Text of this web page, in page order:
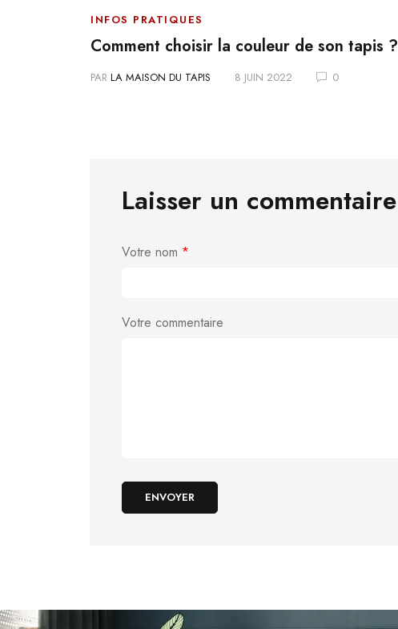
INFOS PRATIQUES
Comment choisir la couleur de son tapis ?
PAR LA MAISON DU TAPIS 8 JUIN 2022 0
Laisser un commentaire
Votre nom *
Votre commentaire
ENVOYER